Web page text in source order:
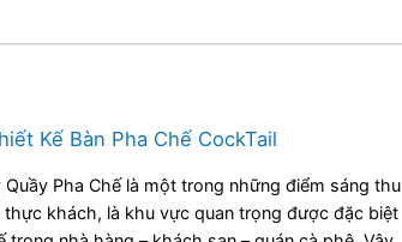
Kế Bàn Pha Chế CockTail
Quầy Pha Chế là một trong những điểm sáng thu
thực khách, là khu vực quan trọng được đặc biệt